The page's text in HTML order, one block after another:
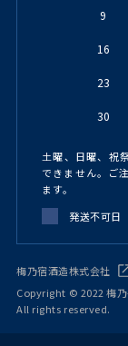
9
16
23
30
土曜、日曜、祝
できません。ご
ます。
発送不可日
梅乃宿酒造株式会社
Copyright © 2022 梅
All rights reserved.